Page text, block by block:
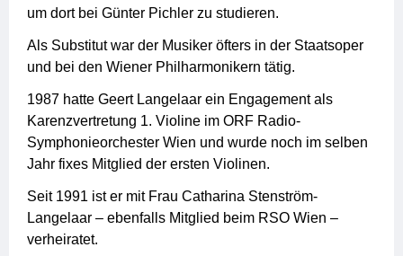
um dort bei Günter Pichler zu studieren.
Als Substitut war der Musiker öfters in der Staatsoper
und bei den Wiener Philharmonikern tätig.
1987 hatte Geert Langelaar ein Engagement als
Karenzvertretung 1. Violine im ORF Radio-
Symphonieorchester Wien und wurde noch im selben
Jahr fixes Mitglied der ersten Violinen.
Seit 1991 ist er mit Frau Catharina Stenström-
Langelaar – ebenfalls Mitglied beim RSO Wien –
verheiratet.